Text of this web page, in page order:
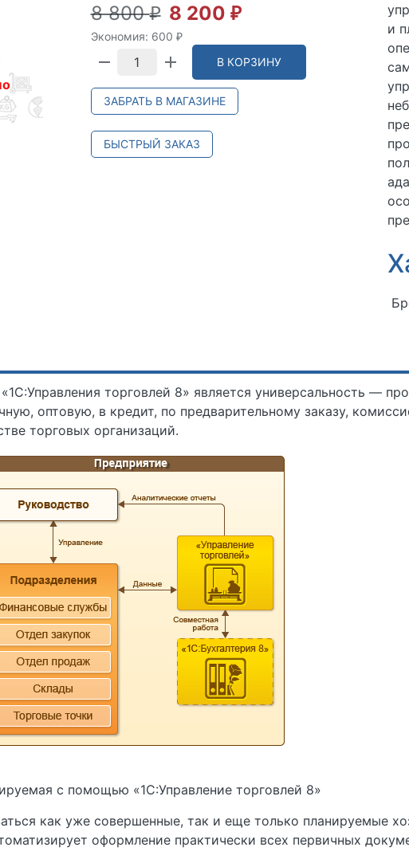
8 800₽ 8 200 ₽
Экономия: 600 ₽
В КОРЗИНУ
ЗАБРАТЬ В МАГАЗИНЕ
БЫСТРЫЙ ЗАКАЗ
и
торговлей 8» является универсальность —
оптовую, в кредит, по предварительному заказу,
торговых организаций.
с помощью «1С:Управление торговлей 8»
как уже совершенные, так и еще только планируемые
оформление практически всех первичных